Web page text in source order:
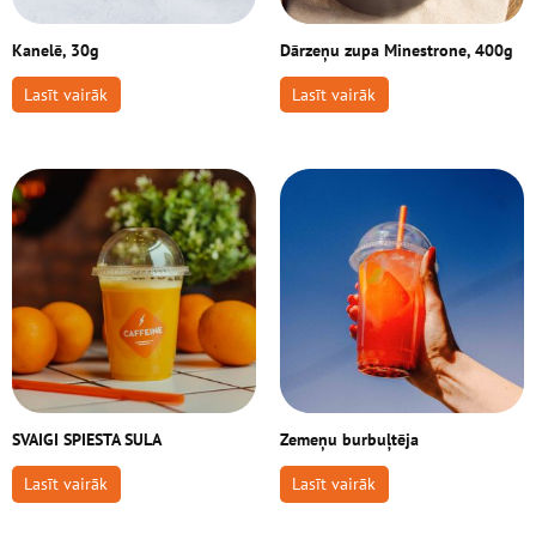
Kanelē, 30g
Lasīt vairāk
Dārzeņu zupa Minestrone, 400g
Lasīt vairāk
SVAIGI SPIESTA SULA
Lasīt vairāk
Zemeņu burbuļtēja
Lasīt vairāk